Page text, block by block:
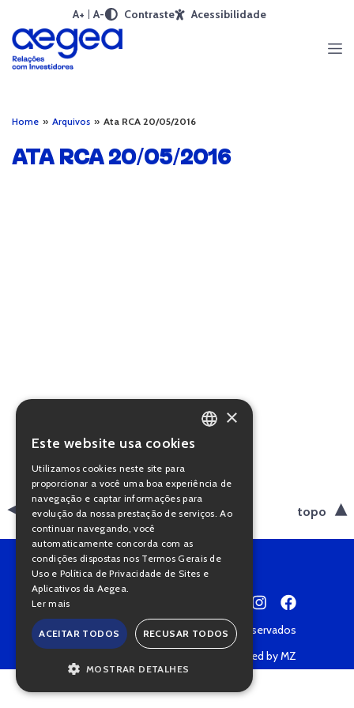
A+ A- Contraste Acessibilidade
Home » Arquivos » Ata RCA 20/05/2016
ATA RCA 20/05/2016
voltar topo
Copyright © 2022 • Todos os direitos reservados
Powered by MZ
PORTUGUESE
×
Este website usa cookies
Utilizamos cookies neste site para
proporcionar a você uma boa experiência de
navegação e captar informações para
evolução da nossa prestação de serviços. Ao
continuar navegando, você
automaticamente concorda com as
condições dispostas nos Termos Gerais de
Uso e Política de Privacidade de Sites e
Aplicativos da Aegea.
Ler mais
ACEITAR TODOS RECUSAR TODOS
MOSTRAR DETALHES